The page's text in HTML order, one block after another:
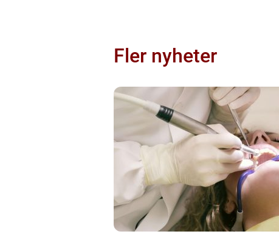
Fler nyheter